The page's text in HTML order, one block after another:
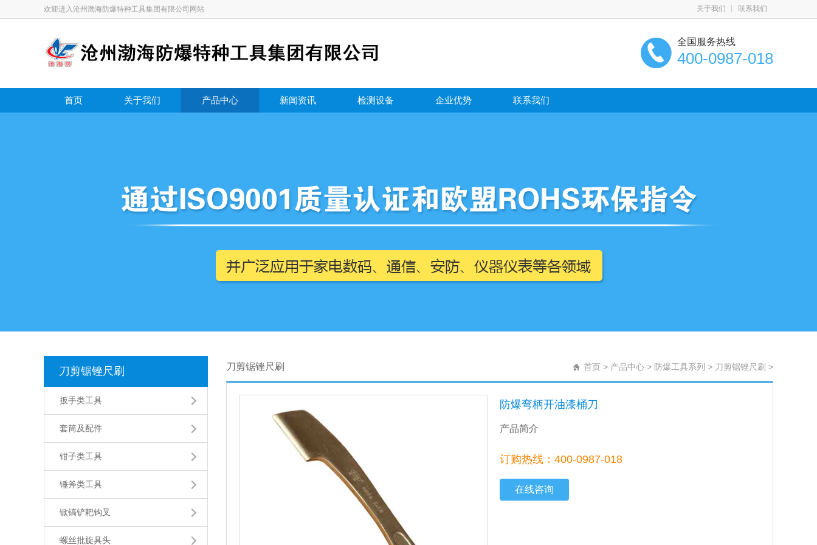
欢迎进入沧州渤海防爆特种工具集团有限公司网站 关于我们 联系我们
全国服务热线
400-0987-018
首页 关于我们 产品中心 新闻资讯 检测设备 企业优势 联系我们
刀剪锯锉尺刷
扳手类工具
套筒及配件
钳子类工具
锤斧类工具
锨镐铲耙钩叉
螺丝批旋具头
刀剪锯锉尺刷 首页 > 产品中心 > 防爆工具系列 > 刀剪锯锉尺刷 >
防爆弯柄开油漆桶刀
产品简介
订购热线：400-0987-018
在线咨询